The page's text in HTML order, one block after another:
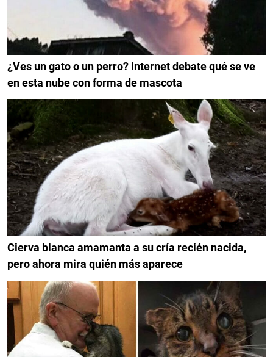
¿Ves un gato o un perro? Internet debate qué se ve
en esta nube con forma de mascota
Cierva blanca amamanta a su cría recién nacida,
pero ahora mira quién más aparece